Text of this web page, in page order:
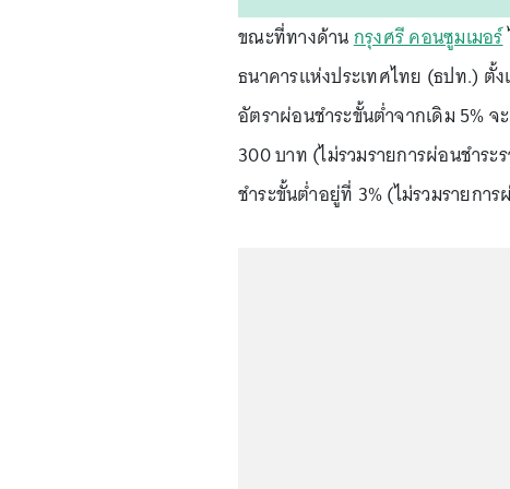
ขณะที่ทางด้านกรุงศรี คอนซูมเมอร์
ธนาคารแห่งประเทศไทย (ธปท.) ตั้
อัตราผ่อนชำระขั้นต่ำจากเดิม 5%
300 บาท (ไม่รวมรายการผ่อนชำร
ชำระขั้นต่ำอยู่ที่ 3% (ไม่รวมรายกา